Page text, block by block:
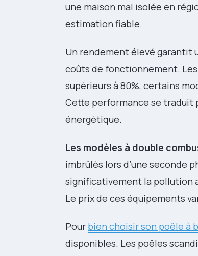
une maison mal isolée en
estimation fiable.
Un rendement élevé garantit
coûts de fonctionnement.
supérieurs à 80%, certains
Cette performance se traduit
énergétique.
Les modèles à double
imbrûlés lors d’une seconde
significativement la pollution
Le prix de ces équipements
Pour bien choisir son poêle à
disponibles. Les poêles